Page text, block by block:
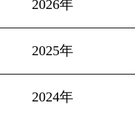
ーに出演
[TV情報]2018.5.30
八重樫東がバラ